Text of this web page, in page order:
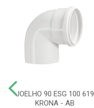
JOELHO 90 ESG 100 619
KRONA - AB